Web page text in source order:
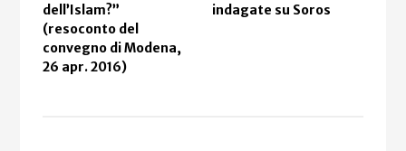
dell’Islam?”
(resoconto del
convegno di Modena,
26 apr. 2016)
indagate su Soros